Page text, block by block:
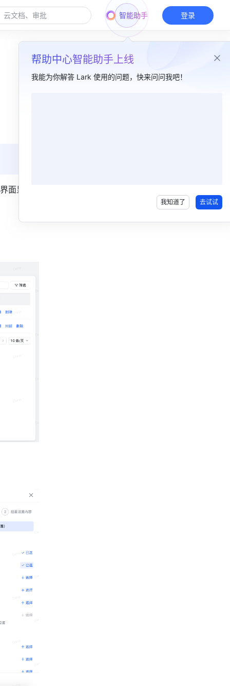
智能助手
帮助中心智能助手上线
我能为你解答 Lark 使用的问题，快来问问我吧！
我知道了 去试试
登录
面显示